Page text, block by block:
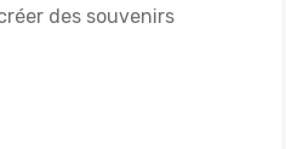
des souvenirs